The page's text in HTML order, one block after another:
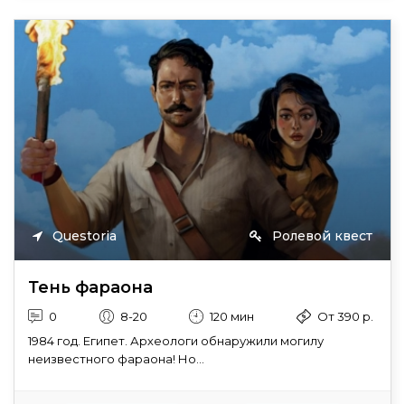
Questoria Ролевой квест
Тень фараона
0 8-20 120 мин
От 390 р.
1984 год. Египет. Археологи обнаружили могилу
неизвестного фараона! Но...